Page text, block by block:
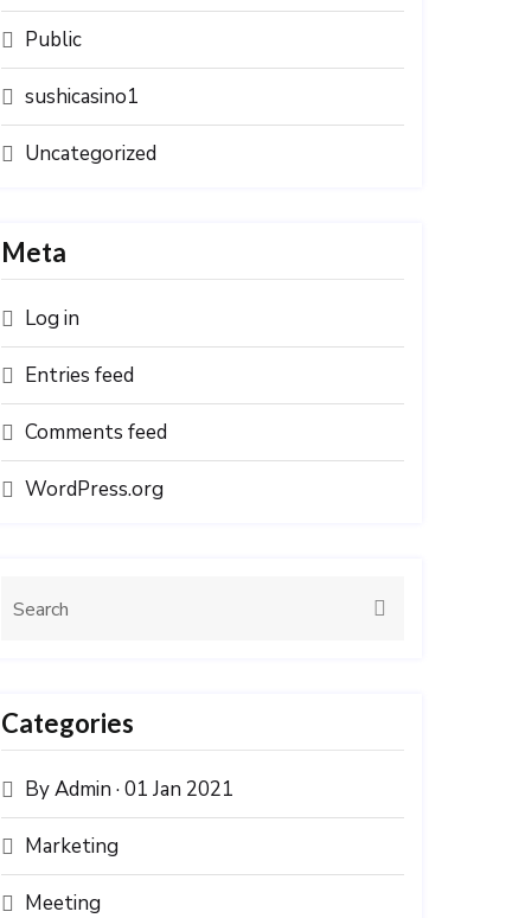
Public
sushicasino1
Uncategorized
Meta
Log in
Entries feed
Comments feed
WordPress.org
Categories
By Admin · 01 Jan 2021
Marketing
Meeting